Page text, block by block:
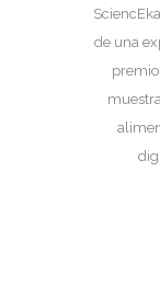
de una
premios a